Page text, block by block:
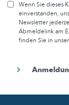
Wenn Sie dieses
einverstanden,
Newsletter
Abmeldelink am
finden Sie in